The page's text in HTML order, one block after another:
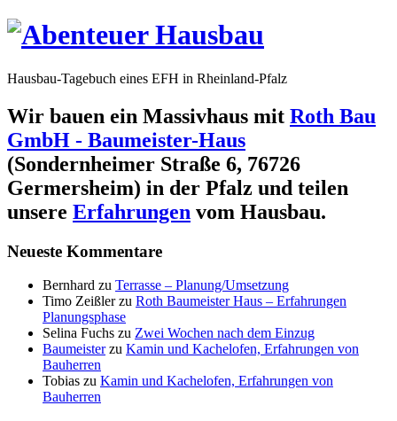
Hausbau-Tagebuch eines EFH in Rheinland-Pfalz
Wir bauen ein Massivhaus mit Roth Bau
GmbH - Baumeister-Haus
(Sondernheimer Straße 6, 76726
Germersheim) in der Pfalz und teilen
unsere Erfahrungen vom Hausbau.
Neueste Kommentare
Bernhard zu Terrasse – Planung/Umsetzung
Timo Zeißlerzu Roth Baumeister Haus – Erfahrungen
Planungsphase
Selina Fuchs zu Zwei Wochen nach dem Einzug
Baumeisterzu Kamin und Kachelofen, Erfahrungen von
Bauherren
Tobias zu Kamin und Kachelofen, Erfahrungen von
Bauherren